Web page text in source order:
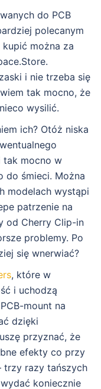
do PCB
polecanym
można za
i nie trzeba się
tak mocno, że
wysilić.
ich? Otóż niska
tak mocno w
do śmieci. Można
modelach wystąpi
patrzenie na
od Cherry Clip-in
problemy. Po
się wnerwiać?
, które w
i uchodzą
mount na
dzięki
przyznać, że
efekty co przy
trzy razy tańszych
koniecznie